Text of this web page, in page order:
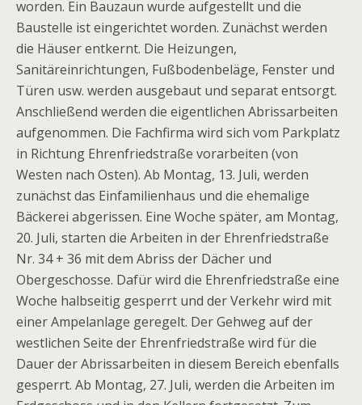
worden. Ein Bauzaun wurde aufgestellt und die
Baustelle ist eingerichtet worden. Zunächst werden
die Häuser entkernt. Die Heizungen,
Sanitäreinrichtungen, Fußbodenbeläge, Fenster und
Türen usw. werden ausgebaut und separat entsorgt.
Anschließend werden die eigentlichen Abrissarbeiten
aufgenommen. Die Fachfirma wird sich vom Parkplatz
in Richtung Ehrenfriedstraße vorarbeiten (von
Westen nach Osten). Ab Montag, 13. Juli, werden
zunächst das Einfamilienhaus und die ehemalige
Bäckerei abgerissen. Eine Woche später, am Montag,
20. Juli, starten die Arbeiten in der Ehrenfriedstraße
Nr. 34 + 36 mit dem Abriss der Dächer und
Obergeschosse. Dafür wird die Ehrenfriedstraße eine
Woche halbseitig gesperrt und der Verkehr wird mit
einer Ampelanlage geregelt. Der Gehweg auf der
westlichen Seite der Ehrenfriedstraße wird für die
Dauer der Abrissarbeiten in diesem Bereich ebenfalls
gesperrt. Ab Montag, 27. Juli, werden die Arbeiten im